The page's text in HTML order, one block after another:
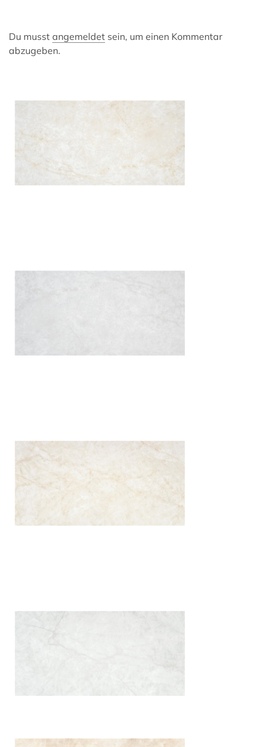
Du musst angemeldet sein, um einen Kommentar
abzugeben.